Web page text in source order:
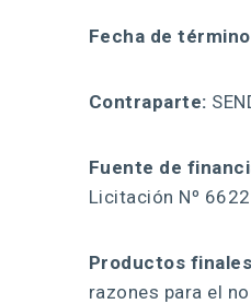
Fecha de
Contraparte:
Fuente de
Licitación Nº
Productos
razones para el